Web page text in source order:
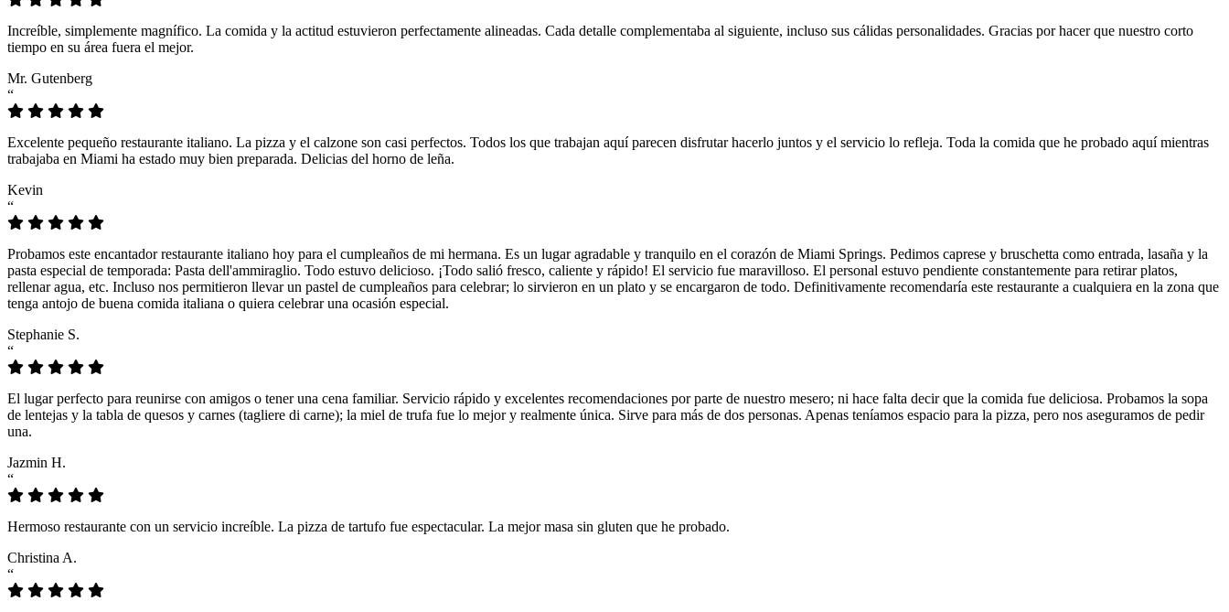
Increíble, simplemente magnífico. La comida y la actitud estuvieron perfectamente alineadas. Cada detalle complementaba al siguiente, incluso sus cálidas personalidades. Gracias por hacer que nuestro corto
tiempo en su área fuera el mejor.
Mr. Gutenberg
“
Excelente pequeño restaurante italiano. La pizza y el calzone son casi perfectos. Todos los que trabajan aquí parecen disfrutar hacerlo juntos y el servicio lo refleja. Toda la comida que he probado aquí mientras
trabajaba en Miami ha estado muy bien preparada. Delicias del horno de leña.
Kevin
“
Probamos este encantador restaurante italiano hoy para el cumpleaños de mi hermana. Es un lugar agradable y tranquilo en el corazón de Miami Springs. Pedimos caprese y bruschetta como entrada, lasaña y la
pasta especial de temporada: Pasta dell'ammiraglio. Todo estuvo delicioso. ¡Todo salió fresco, caliente y rápido! El servicio fue maravilloso. El personal estuvo pendiente constantemente para retirar platos,
rellenar agua, etc. Incluso nos permitieron llevar un pastel de cumpleaños para celebrar; lo sirvieron en un plato y se encargaron de todo. Definitivamente recomendaría este restaurante a cualquiera en la zona que
tenga antojo de buena comida italiana o quiera celebrar una ocasión especial.
Stephanie S.
“
El lugar perfecto para reunirse con amigos o tener una cena familiar. Servicio rápido y excelentes recomendaciones por parte de nuestro mesero; ni hace falta decir que la comida fue deliciosa. Probamos la sopa
de lentejas y la tabla de quesos y carnes (tagliere di carne); la miel de trufa fue lo mejor y realmente única. Sirve para más de dos personas. Apenas teníamos espacio para la pizza, pero nos aseguramos de pedir
una.
Jazmin H.
“
Hermoso restaurante con un servicio increíble. La pizza de tartufo fue espectacular. La mejor masa sin gluten que he probado.
Christina A.
“